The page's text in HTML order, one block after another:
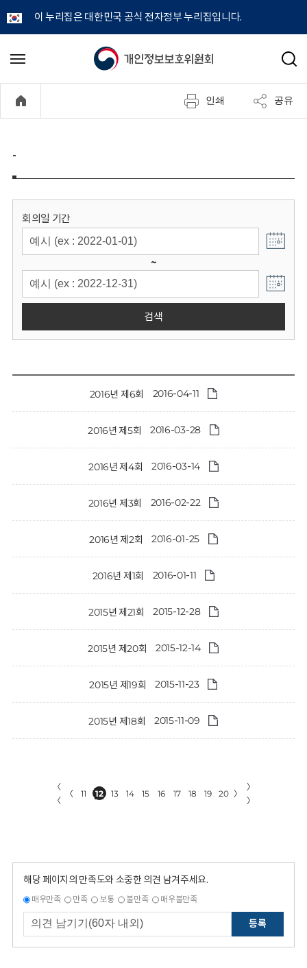
이 누리집은 대한민국 공식 전자정부 누리집입니다.
개
정
보
위
원
회
메
기
검
인쇄 공유
-
회의일 기간
~
검색
2016년 제6회 2016-04-11
2016년 제5회 2016-03-28
2016년 제4회 2016-03-14
2016년 제3회 2016-02-22
2016년 제2회 2016-01-25
2016년 제1회 2016-01-11
2015년 제21회 2015-12-28
2015년 제20회 2015-12-14
2015년 제19회 2015-11-23
2015년 제18회 2015-11-09
〈
〈
〈 11 12 13 14 15 16 17 18 19 20 〉
〉
〉
해당 페이지의 만족도와 소중한 의견 남겨주세요.
매우만족 만족 보통 불만족 매우불만족
등록